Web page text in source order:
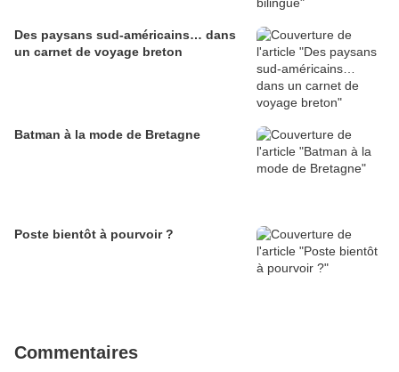
Des paysans sud-américains… dans
un carnet de voyage breton
Batman à la mode de Bretagne
Poste bientôt à pourvoir ?
Commentaires